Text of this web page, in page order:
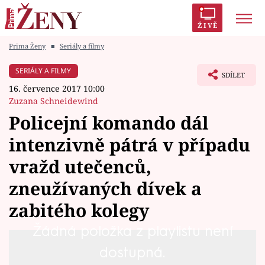
ŽIVĚ
Módní alarm
Témata
Celebrity
Vztahy
Prima Ženy ■ Seriály a filmy
SERIÁLY A FILMY
16. července 2017 10:00
Zuzana Schneidewind
SDÍLET
Policejní komando dál
intenzivně pátrá v případu
vražd utečenců,
zneužívaných dívek a
zabitého kolegy